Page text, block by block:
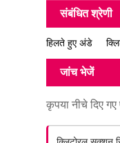
संबंधित श्रेणी
हिलते हुए अंडे
जांच भेजें
कृपया नीचे दिए